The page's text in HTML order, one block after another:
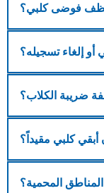
فوضى كلبي؟
إلغاء تسجيله؟
ضريبة الكلاب؟
كلبي مقيداً؟
المحمية؟